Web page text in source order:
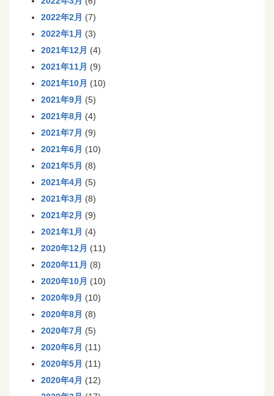
2022年2月 (7)
2022年1月 (3)
2021年12月 (4)
2021年11月 (9)
2021年10月 (10)
2021年9月 (5)
2021年8月 (4)
2021年7月 (9)
2021年6月 (10)
2021年5月 (8)
2021年4月 (5)
2021年3月 (8)
2021年2月 (9)
2021年1月 (4)
2020年12月 (11)
2020年11月 (8)
2020年10月 (10)
2020年9月 (10)
2020年8月 (8)
2020年7月 (5)
2020年6月 (11)
2020年5月 (11)
2020年4月 (12)